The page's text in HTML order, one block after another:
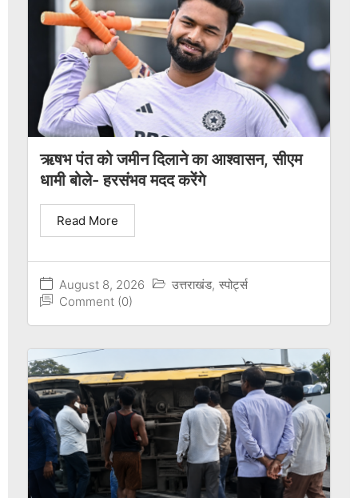
ऋषभ पंत को जमीन दिलाने का आश्वासन, सीएम
धामी बोले- हरसंभव मदद करेंगे
August 8, 2026 उत्तराखंड, स्पोर्ट्स
Comment (0)
Read More